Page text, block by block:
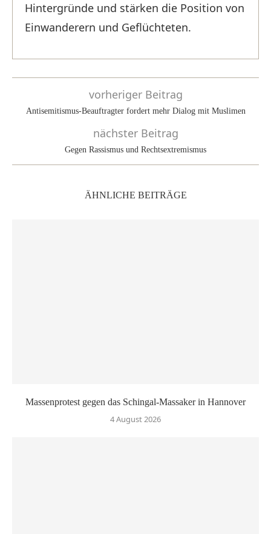
Hintergründe und stärken die Position von
Einwanderern und Geflüchteten.
vorheriger Beitrag
Antisemitismus-Beauftragter fordert mehr Dialog mit Muslimen
nächster Beitrag
Gegen Rassismus und Rechtsextremismus
ÄHNLICHE BEITRÄGE
Massenprotest gegen das Schingal-Massaker in Hannover
4 August 2026